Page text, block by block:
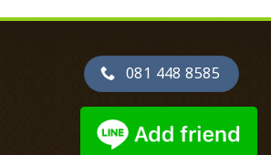
081 448 8585